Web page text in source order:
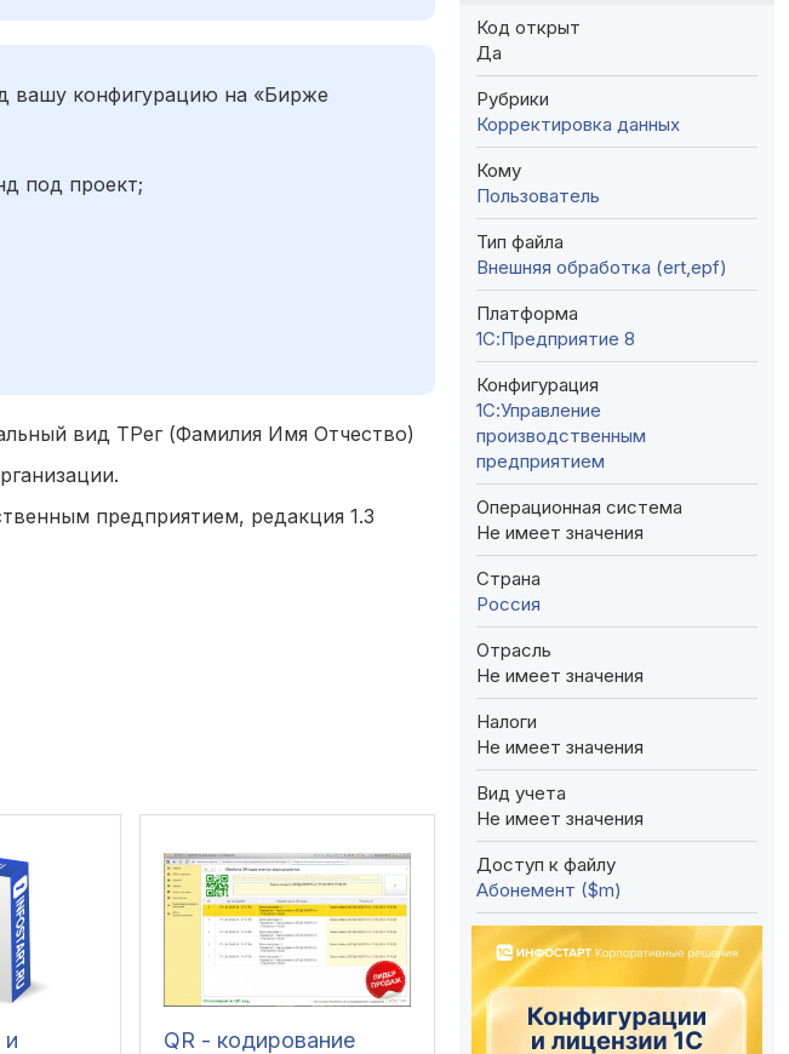
вашу конфигурацию на «Бирже
под проект;
вид ТРег (Фамилия Имя Отчество)
предприятием, редакция 1.3
и
QR - кодирование
Код открыт
Да
Рубрики
Корректировка данных
Кому
Пользователь
Тип файла
Внешняя обработка (ert,epf)
Платформа
1С:Предприятие 8
Конфигурация
1С:Управление
производственным
предприятием
Операционная система
Не имеет значения
Страна
Россия
Отрасль
Не имеет значения
Налоги
Не имеет значения
Вид учета
Не имеет значения
Доступ к файлу
Абонемент ($m)